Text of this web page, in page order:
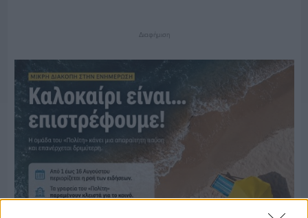
Διαφήμιση